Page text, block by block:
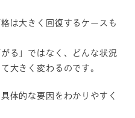
は大きく回復するケースも
る」ではなく、どんな状況
大きく変わるのです。
体的な要因をわかりやすく